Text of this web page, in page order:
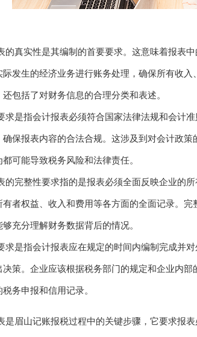
的真实性是其编制的首要要求。这意味着报表
发生的经济业务进行账务处理，确保所有收
包括了对财务信息的合理分类和表述。
求是指会计报表必须符合国家法律法规和会计
保报表内容的合法合规。这涉及到对会计政
可能导致税务风险和法律责任。
的完整性要求指的是报表必须全面反映企业的
者权益、收入和费用等各方面的全面记录。
充分理解财务数据背后的情况。
求是指会计报表应在规定的时间内编制完成并
策。企业应该根据税务部门的规定和企业内
务申报和信用记录。
是眉山记账报税过程中的关键步骤，它要求报